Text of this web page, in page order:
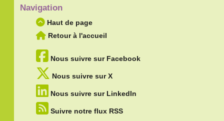
Navigation
Haut de page
Retour à l'accueil
Nous suivre sur Facebook
Nous suivre sur X
Nous suivre sur LinkedIn
Suivre notre flux RSS